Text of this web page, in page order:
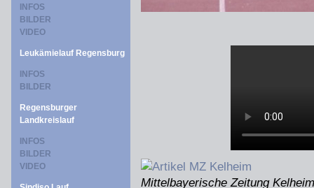
INFOS
BILDER
VIDEO
Leukämielauf Regensburg
INFOS
BILDER
Regensburger
Landkreislauf
INFOS
BILDER
VIDEO
Mittelbayerische Zeitung